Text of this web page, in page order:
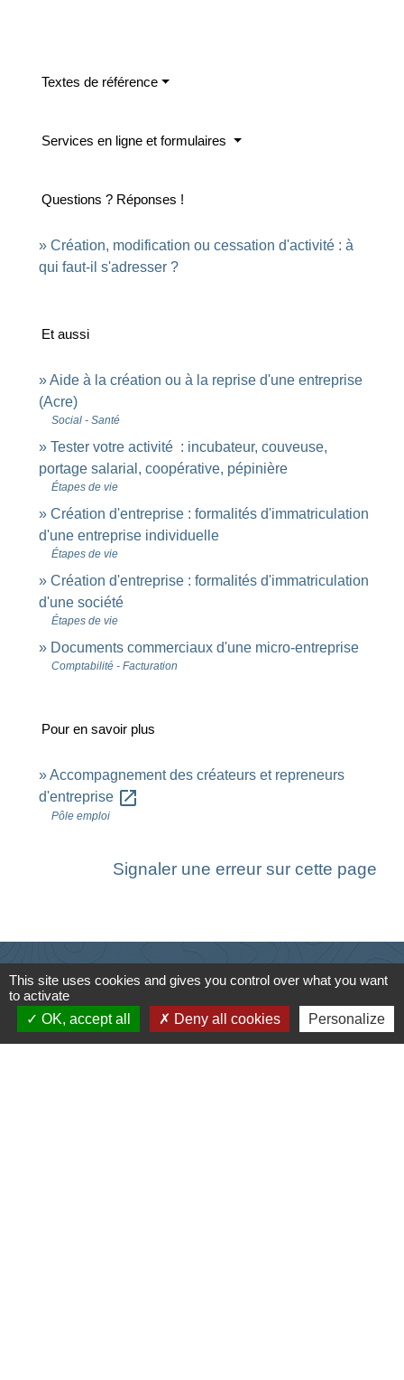
Textes de référence
Services en ligne et formulaires
Questions ? Réponses !
Création, modification ou cessation d'activité : à
qui faut-il s'adresser ?
Et aussi
Aide à la création ou à la reprise d'une entreprise
(Acre)
Social - Santé
Tester votre activité : incubateur, couveuse,
portage salarial, coopérative, pépinière
Étapes de vie
Création d'entreprise : formalités d'immatriculation
d'une entreprise individuelle
Étapes de vie
Création d'entreprise : formalités d'immatriculation
d'une société
Étapes de vie
Documents commerciaux d'une micro-entreprise
Comptabilité - Facturation
Pour en savoir plus
Accompagnement des créateurs et repreneurs
d'entreprise open_in_new
Pôle emploi
Signaler une erreur sur cette page
Contacts
Commune de Saint-Ouen-d'Aunis
61 rue Marie Louise Cardin
This site uses cookies and gives you control over what you want
to activate
OK, accept all
Deny all cookies Personalize